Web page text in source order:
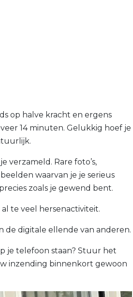
op halve kracht en ergens
14 minuten. Gelukkig hoef je
verzameld. Rare foto’s,
waarvan je je serieus
zoals je gewend bent.
te veel hersenactiviteit.
de digitale ellende van anderen.
je telefoon staan? Stuur het
inzending binnenkort gewoon